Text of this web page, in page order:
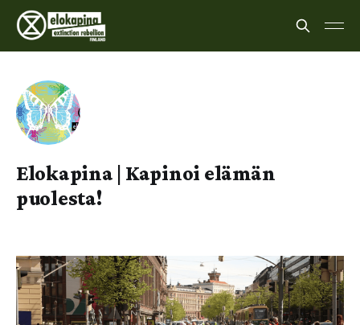
Elokapina | Kapinoi elämän
puolesta!